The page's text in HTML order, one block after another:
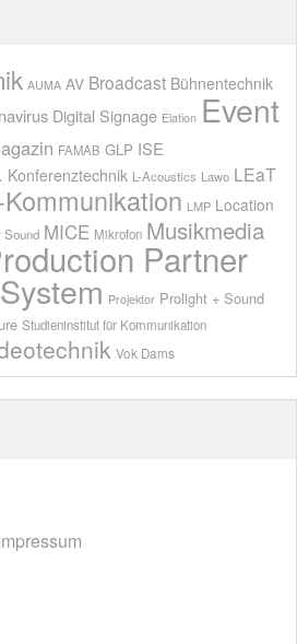
AUMA AV Broadcast Bühnentechnik
Digital Signage Elation Event
FAMAB GLP ISE
Konferenztechnik L-Acoustics Lawo LEaT
LMP Location
Sound MICE Mikrofon Musikmedia
Partner
Projektor Prolight + Sound
Studieninstitut für Kommunikation
Vok Dams